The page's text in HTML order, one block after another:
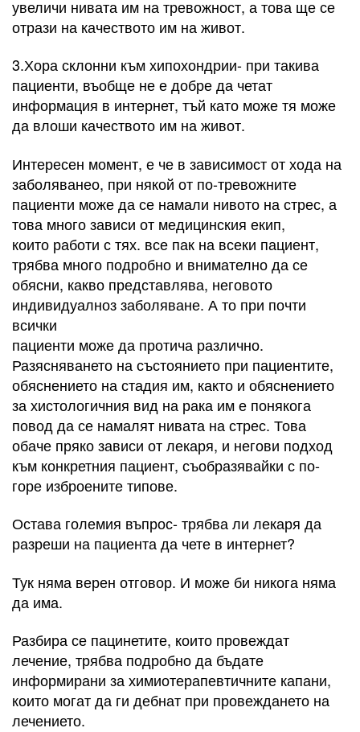
увеличи нивата им на тревожност, а това ще се
отрази на качеството им на живот.
3.Хора склонни към хипохондрии- при такива
пациенти, въобще не е добре да четат
информация в интернет, тъй като може тя може
да влоши качеството им на живот.
Интересен момент, е че в зависимост от хода на
заболяванео, при някой от по-тревожните
пациенти може да се намали нивото на стрес, а
това много зависи от медицинския екип,
които работи с тях. все пак на всеки пациент,
трябва много подробно и внимателно да се
обясни, какво представлява, неговото
индивидуалноз заболяване. А то при почти
всички
пациенти може да протича различно.
Разясняването на състоянието при пациентите,
обяснението на стадия им, както и обяснението
за хистологичния вид на рака им е понякога
повод да се намалят нивата на стрес. Това
обаче пряко зависи от лекаря, и негови подход
към конкретния пациент, съобразявайки с по-
горе изброените типове.
Остава големия въпрос- трябва ли лекаря да
разреши на пациента да чете в интернет?
Тук няма верен отговор. И може би никога няма
да има.
Разбира се пацинетите, които провеждат
лечение, трябва подробно да бъдате
информирани за химиотерапевтичните капани,
които могат да ги дебнат при провеждането на
лечението.